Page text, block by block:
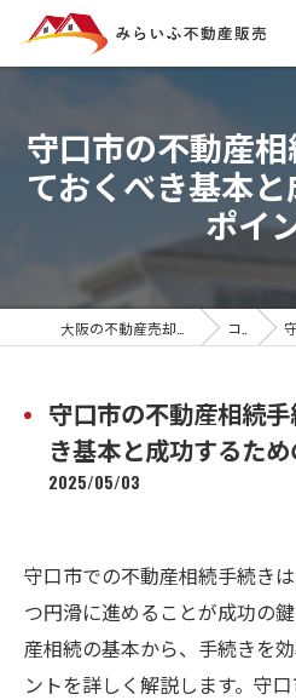
守口市の不動産
ておくべき基本
ポイ
コラム 守
守口市の不動産相続
き基本と成功するた
2025/05/03
守口市での不動産相続手続き
つ円滑に進めることが成功の
産相続の基本から、手続きを
ントを詳しく解説します。守